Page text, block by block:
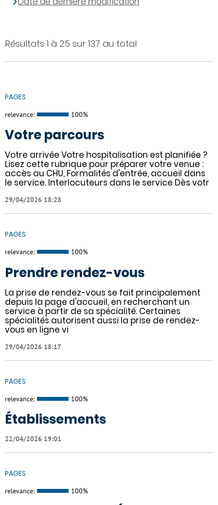
Résultats 1 à 25 sur 137 au total
PAGES
relevance: 100%
Votre parcours
Votre arrivée Votre hospitalisation est planifiée ?
Lisez cette rubrique pour préparer votre venue :
accès au CHU, Formalités d'entrée, accueil dans
le service. Interlocuteurs dans le service Dès votr
29/04/2026 18:28
PAGES
relevance: 100%
Prendre rendez-vous
La prise de rendez-vous se fait principalement
depuis la page d'accueil, en recherchant un
service à partir de sa spécialité. Certaines
spécialités autorisent aussi la prise de rendez-
vous en ligne vi
29/04/2026 18:17
PAGES
relevance: 100%
Établissements
22/04/2026 19:01
PAGES
relevance: 100%